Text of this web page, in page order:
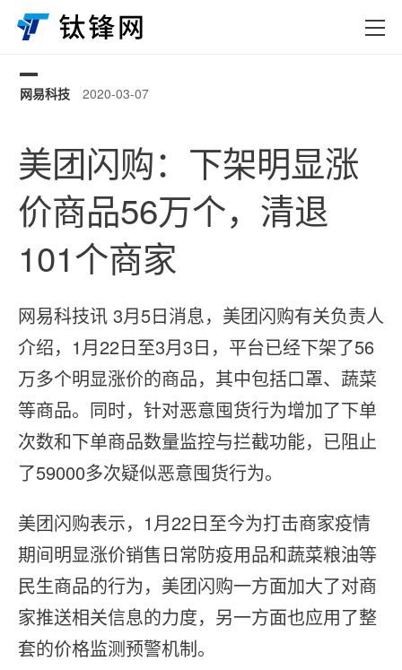
网易科技 2020-03-07
美团闪购：下架明显涨
价商品56万个，清退
101个商家
网易科技讯 3月5日消息，美团闪购有关负责人
介绍，1月22日至3月3日，平台已经下架了56
万多个明显涨价的商品，其中包括口罩、蔬菜
等商品。同时，针对恶意囤货行为增加了下单
次数和下单商品数量监控与拦截功能，已阻止
了59000多次疑似恶意囤货行为。
美团闪购表示，1月22日至今为打击商家疫情
期间明显涨价销售日常防疫用品和蔬菜粮油等
民生商品的行为，美团闪购一方面加大了对商
家推送相关信息的力度，另一方面也应用了整
套的价格监测预警机制。